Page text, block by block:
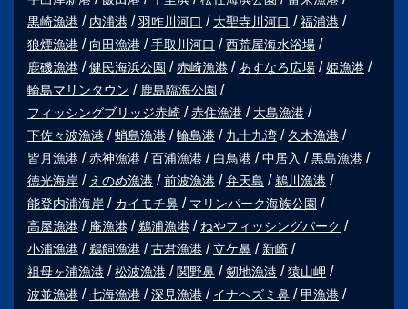
黒崎漁港
内浦港 羽咋川河口 大聖寺川河口
福浦港
狼煙漁港
向田漁港 手取川河口
西荒屋海水浴場
鹿磯漁港
健民海浜公園 赤崎漁港 あすなろ広場
姫漁港
輪島マリンタウン
鹿島臨海公園
フィッシングブリッジ赤崎
赤住漁港
大島漁港
下佐々波漁港
蛸島漁港 輪島港 九十九湾
久木漁港
皆月漁港
赤神漁港 百浦漁港 白鳥港 中居入
黒島漁港
徳光海岸
えのめ漁港 前波漁港 弁天島
鵜川漁港
能登内浦海岸
カイモチ鼻
マリンパーク海族公園
高屋漁港
庵漁港 鵜浦漁港
ねやフィッシングパーク
小浦漁港
鵜飼漁港 古君漁港 立ケ鼻
新崎
祖母ヶ浦漁港
松波漁港 関野鼻 剱地漁港
猿山岬
波並漁港
七海漁港 深見漁港 イナヘズミ鼻
甲漁港